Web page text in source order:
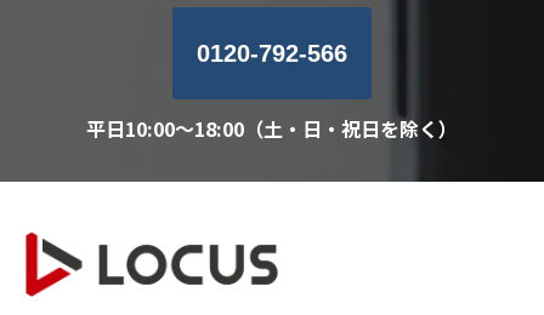
0120-792-566
平日10:00～18:00（土・日・祝日を除く）